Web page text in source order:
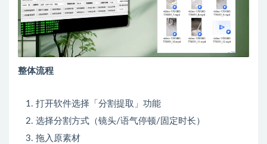
整体流程
打开软件选择「分割提取」功能
选择分割方式（镜头/语气停顿/固定时长）
拖入原素材